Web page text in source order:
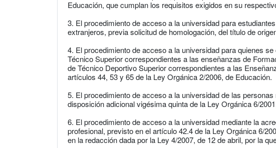
Educación, que cumplan los requisitos exigidos en su
3. El procedimiento de acceso a la universidad para
extranjeros, previa solicitud de homologación, del título de
4. El procedimiento de acceso a la universidad para quienes
Técnico Superior correspondientes a las enseñanzas de
de Técnico Deportivo Superior correspondientes a las
artículos 44, 53 y 65 de la Ley Orgánica 2/2006, de Educación.
5. El procedimiento de acceso a la universidad de las
disposición adicional vigésima quinta de la Ley Orgánica 6/
6. El procedimiento de acceso a la universidad mediante la
profesional, previsto en el artículo 42.4 de la Ley Orgánica 6/
en la redacción dada por la Ley 4/2007, de 12 de abril, por la